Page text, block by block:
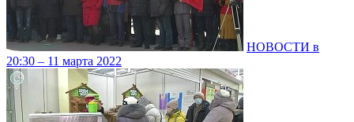
НОВОСТИ в
20:30 – 11 марта 2022